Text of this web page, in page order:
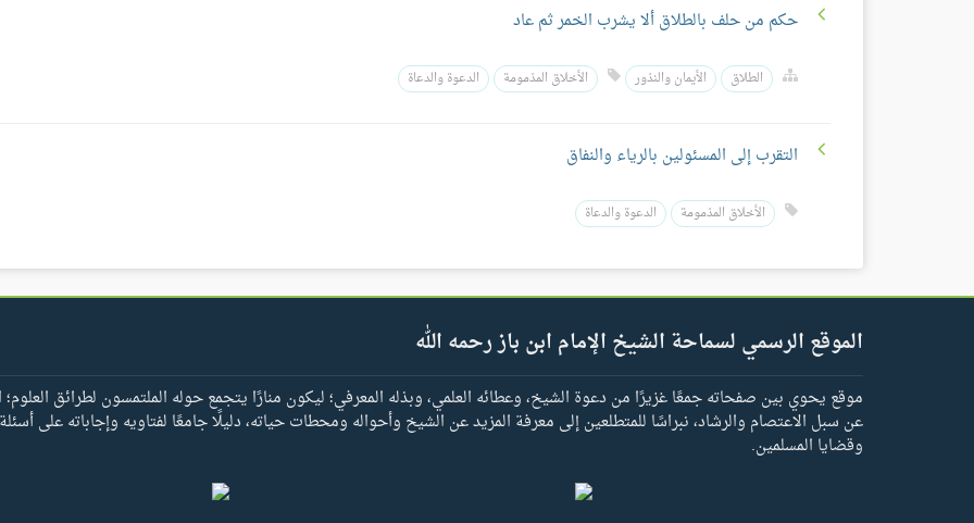
حكم من حلف بالطلاق ألا يشرب الخمر ثم عاد
الطلاق الأيمان والنذور الأخلاق المذمومة الدعوة والدعاة
التقرب إلى المسئولين بالرياء والنفاق
الأخلاق المذمومة الدعوة والدعاة
الموقع الرسمي لسماحة الشيخ الإمام ابن باز رحمه الله
موقع يحوي بين صفحاته جمعًا غزيرًا من دعوة الشيخ، وعطائه العلمي، وبذله المعرفي؛ ليكون منارًا يتجمع حوله الملتمسون لطرائق العلوم؛
عن سبل الاعتصام والرشاد، نبراسًا للمتطلعين إلى معرفة المزيد عن الشيخ وأحواله ومحطات حياته، دليلًا جامعًا لفتاويه وإجاباته على
وقضايا المسلمين.